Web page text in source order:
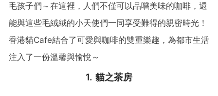
毛孩子們～在這裡，人們不僅可以品嚐美味的咖啡，還
能與這些毛絨絨的小天使們一同享受難得的親密時光！
香港貓Cafe結合了可愛與咖啡的雙重樂趣，為都市生活
注入了一份溫馨與愉悅～
1. 貓之茶房